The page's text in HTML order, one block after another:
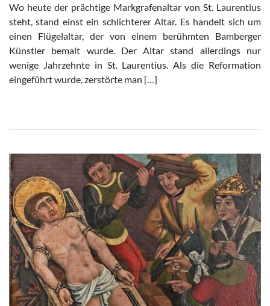
Wo heute der prächtige Markgrafenaltar von St. Laurentius
steht, stand einst ein schlichterer Altar. Es handelt sich um
einen Flügelaltar, der von einem berühmten Bamberger
Künstler bemalt wurde. Der Altar stand allerdings nur
wenige Jahrzehnte in St. Laurentius. Als die Reformation
eingeführt wurde, zerstörte man […]